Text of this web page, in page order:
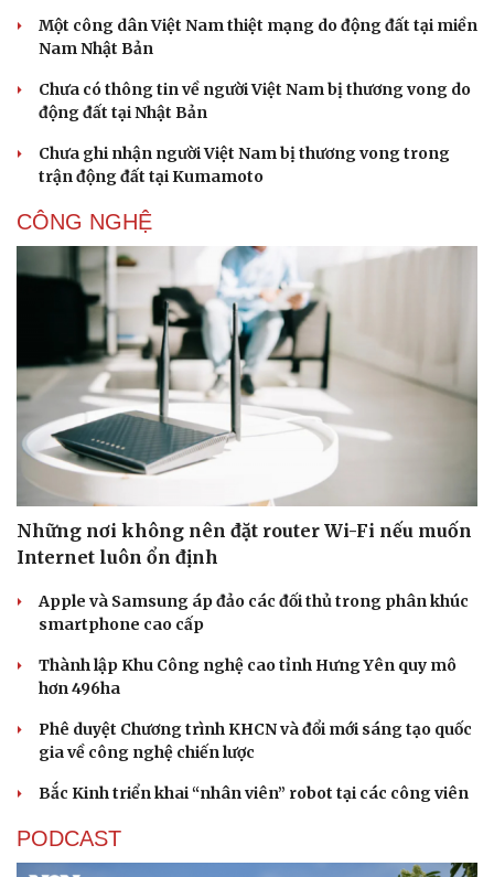
Một công dân Việt Nam thiệt mạng do động đất tại miền
Nam Nhật Bản
Chưa có thông tin về người Việt Nam bị thương vong do
động đất tại Nhật Bản
Chưa ghi nhận người Việt Nam bị thương vong trong
trận động đất tại Kumamoto
CÔNG NGHỆ
Những nơi không nên đặt router Wi-Fi nếu muốn
Internet luôn ổn định
Apple và Samsung áp đảo các đối thủ trong phân khúc
smartphone cao cấp
Thành lập Khu Công nghệ cao tỉnh Hưng Yên quy mô
hơn 496ha
Phê duyệt Chương trình KHCN và đổi mới sáng tạo quốc
gia về công nghệ chiến lược
Bắc Kinh triển khai “nhân viên” robot tại các công viên
PODCAST